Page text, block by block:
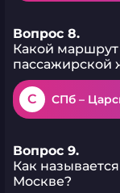
Вопрос 8.
Какой
пассажирской
C СПб –
Вопрос 9.
Как
Москве?